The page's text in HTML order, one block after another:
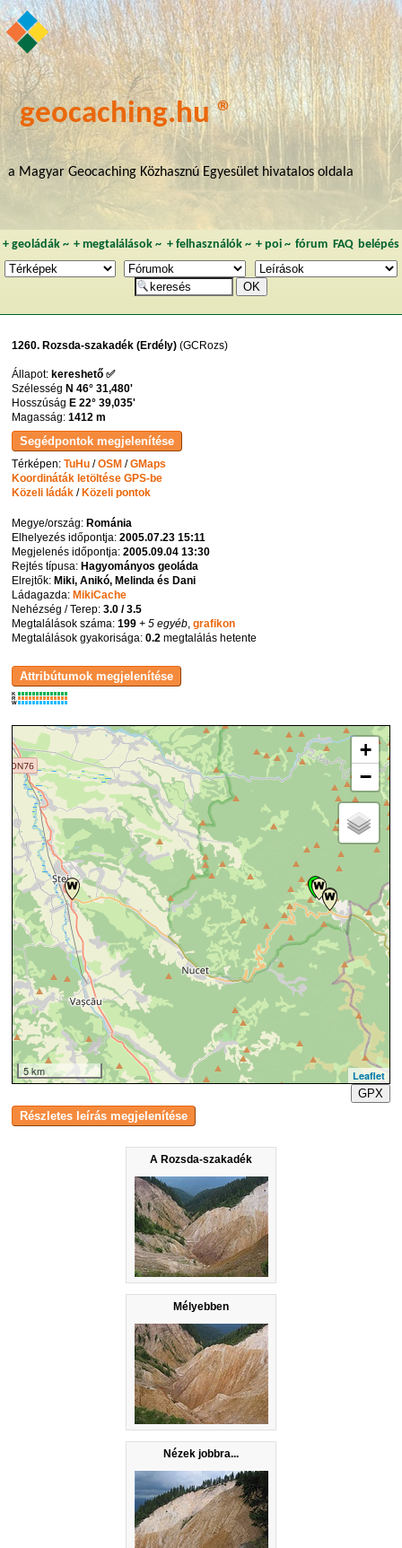
geocaching.hu ®
a Magyar Geocaching Közhasznú Egyesület hivatalos oldala
+ geoládák~ +megtalálások ~ + felhasználók~ + poi~ fórum FAQ belépés
1260. Rozsda-szakadék (Erdély) (GCRozs)
A Rozsda-szakadék
Mélyebben
Nézek jobbra...
Állapot: kereshető ✅
Szélesség N 46° 31,480'
Hosszúság E 22° 39,035'
Magasság:1412 m
Térképen:TuHu /OSM /GMaps
Koordináták letöltése GPS-be
Közeli ládák /Közeli pontok
Megye/ország:Románia
Elhelyezés időpontja:2005.07.23 15:11
Megjelenés időpontja:2005.09.04 13:30
Rejtés típusa:Hagyományos geoláda
Elrejtők:Miki, Anikó, Melinda és Dani
Ládagazda:MikiCache
Nehézség / Terep:3.0 / 3.5
Megtalálások száma:199 + 5 egyéb ,grafikon
Megtalálások gyakorisága:0.2 megtalálás hetente
K
R
W
+
−
5 km
Leaflet
GPX